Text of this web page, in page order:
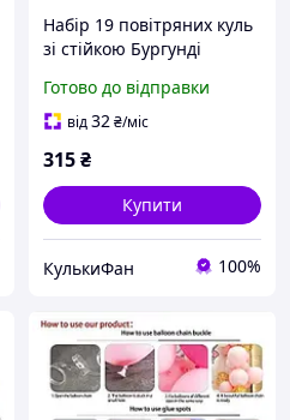
Набір 19 повітряних куль
зі стійкою Бургунді
хромі та конфеті з
золотом
Готово до відправки
від32₴/міс
315₴
Купити
КулькиФан 100%